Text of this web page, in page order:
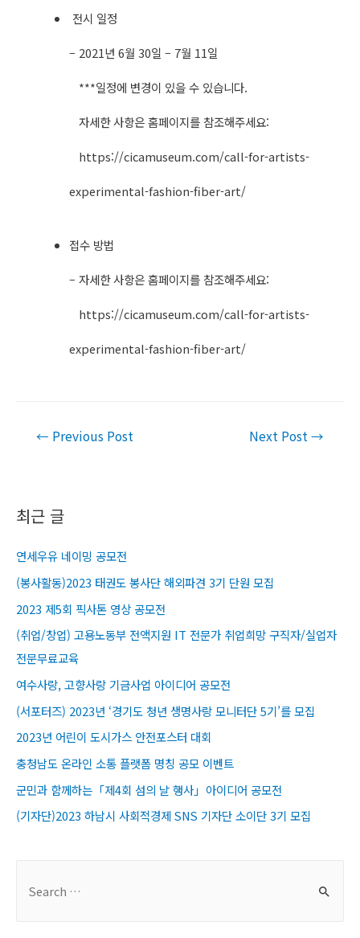
최근 글
연세우유 네이밍 공모전
(봉사활동)2023 태권도 봉사단 해외파견 3기 단원 모집
2023 제5회 픽사톤 영상 공모전
(취업/창업) 고용노동부 전액지원 IT 전문가 취업희망 구직자/실업자
전문무료교육​
여수사랑, 고향사랑 기금사업 아이디어 공모전
(서포터즈) 2023년 ‘경기도 청년 생명사랑 모니터단 5기’를 모집
2023년 어린이 도시가스 안전포스터 대회
충청남도 온라인 소통 플랫폼 명칭 공모 이벤트
군민과 함께하는「제4회 섬의 날 행사」아이디어 공모전
(기자단)2023 하남시 사회적경제 SNS 기자단 소이단 3기 모집
전시 일정
– 2021년 6월 30일 – 7월 11일
***일정에 변경이 있을 수 있습니다.
자세한 사항은 홈페이지를 참조해주세요:
https://cicamuseum.com/call-for-artists-
experimental-fashion-fiber-art/​
접수 방법
– 자세한 사항은 홈페이지를 참조해주세요:
https://cicamuseum.com/call-for-artists-
experimental-fashion-fiber-art/​
Post
← Previous Post Next Post →